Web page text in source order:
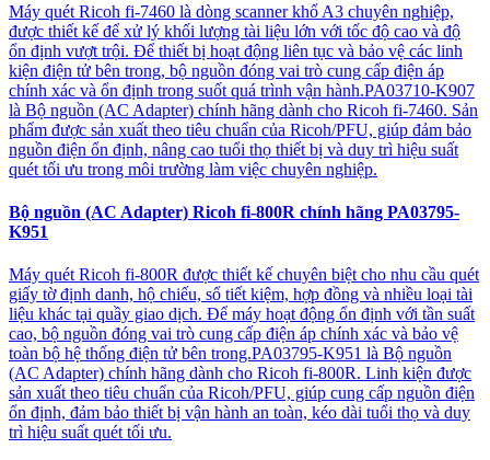
Máy quét Ricoh fi-7460 là dòng scanner khổ A3 chuyên nghiệp,
được thiết kế để xử lý khối lượng tài liệu lớn với tốc độ cao và độ
ổn định vượt trội. Để thiết bị hoạt động liên tục và bảo vệ các linh
kiện điện tử bên trong, bộ nguồn đóng vai trò cung cấp điện áp
chính xác và ổn định trong suốt quá trình vận hành.PA03710-K907
là Bộ nguồn (AC Adapter) chính hãng dành cho Ricoh fi-7460. Sản
phẩm được sản xuất theo tiêu chuẩn của Ricoh/PFU, giúp đảm bảo
nguồn điện ổn định, nâng cao tuổi thọ thiết bị và duy trì hiệu suất
quét tối ưu trong môi trường làm việc chuyên nghiệp.
Bộ nguồn (AC Adapter) Ricoh fi-800R chính hãng PA03795-
K951
Máy quét Ricoh fi-800R được thiết kế chuyên biệt cho nhu cầu quét
giấy tờ định danh, hộ chiếu, sổ tiết kiệm, hợp đồng và nhiều loại tài
liệu khác tại quầy giao dịch. Để máy hoạt động ổn định với tần suất
cao, bộ nguồn đóng vai trò cung cấp điện áp chính xác và bảo vệ
toàn bộ hệ thống điện tử bên trong.PA03795-K951 là Bộ nguồn
(AC Adapter) chính hãng dành cho Ricoh fi-800R. Linh kiện được
sản xuất theo tiêu chuẩn của Ricoh/PFU, giúp cung cấp nguồn điện
ổn định, đảm bảo thiết bị vận hành an toàn, kéo dài tuổi thọ và duy
trì hiệu suất quét tối ưu.